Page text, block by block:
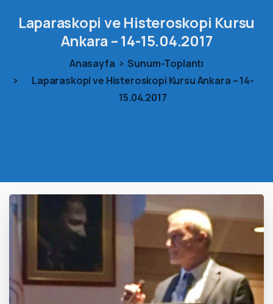
Laparaskopi ve Histeroskopi Kursu
Ankara –14-15.04.2017
Anasayfa
Sunum-Toplantı
Laparaskopi ve Histeroskopi Kursu Ankara – 14-
15.04.2017